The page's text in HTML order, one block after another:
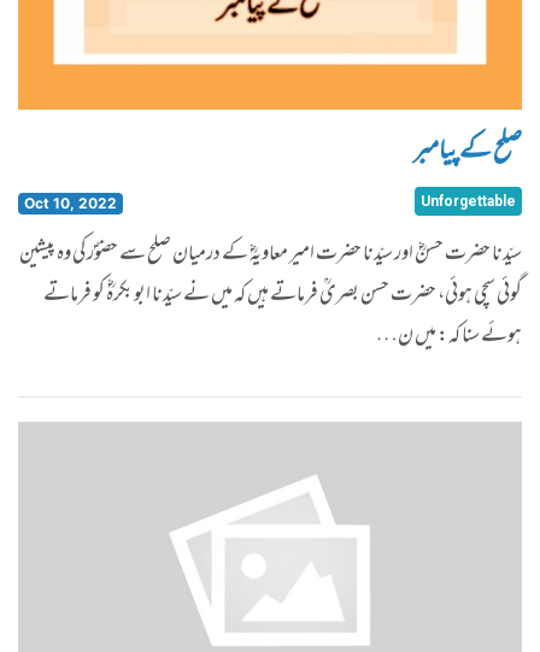
صلح کے پیامبر
Oct 10, 2022 Unforgettable
سیّدنا حضرت حسنؓ اور سیّدنا حضرت امیر معاویہؓ کے درمیان صلح سے حضوؐر کی وہ پیشین
گوئی سچی ہوئی، حضرت حسن بصریؒ فرماتے ہیں کہ میں نے سیّدنا ابو بکرہؓ کو فرماتے
ہوئے سنا کہ: میں ن…